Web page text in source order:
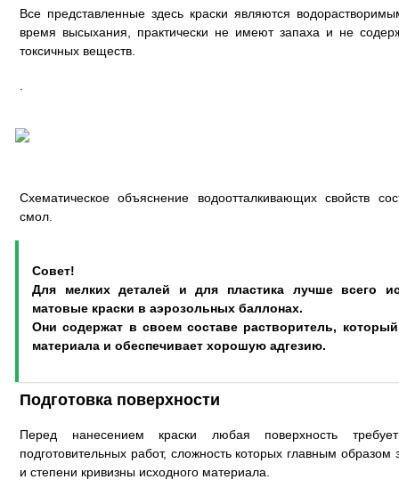
Все представленные здесь краски являются
время высыхания, практически не имеют запаха и не
токсичных веществ.
Схематическое объяснение водоотталкивающих свойств
смол.
Совет!
Для мелких деталей и для пластика лучше всего
матовые краски в аэрозольных баллонах.
Они содержат в своем составе растворитель,
материала и обеспечивает хорошую адгезию.
Подготовка поверхности
Перед нанесением краски любая поверхность
подготовительных работ, сложность которых главным образом
и степени кривизны исходного материала.